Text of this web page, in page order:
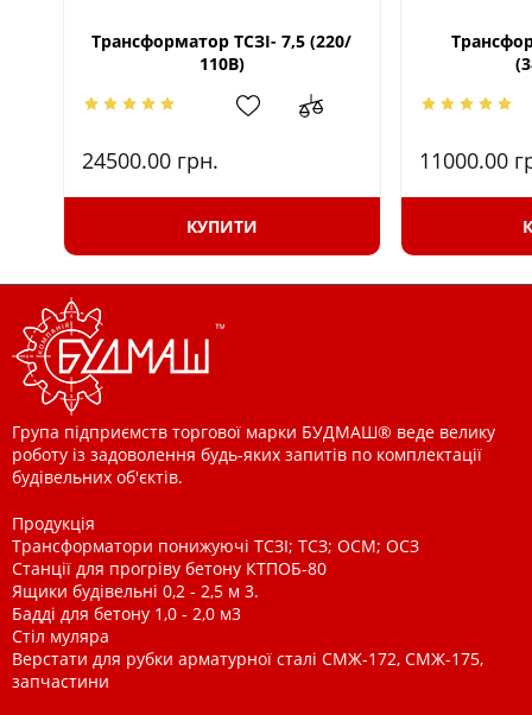
Трансформатор ТСЗІ- 7,5 (220/
110В)
24500.00 грн.
КУПИТИ
11000.00
Група підприємств торгової марки БУДМАШ® веде велику
роботу із задоволення будь-яких запитів по комплектації
будівельних об'єктів.
Продукція
Трансформатори понижуючі ТСЗІ; ТСЗ; ОСМ; ОСЗ
Станції для прогріву бетону КТПОБ-80
Ящики будівельні 0,2 - 2,5 м 3.
Бадді для бетону 1,0 - 2,0 м3
Стіл муляра
Верстати для рубки арматурної сталі СМЖ-172, СМЖ-175,
запчастини